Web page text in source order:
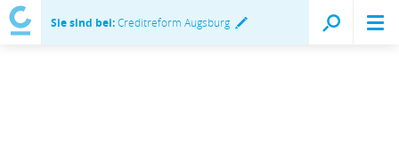
Sie sind bei:Creditreform Augsburg